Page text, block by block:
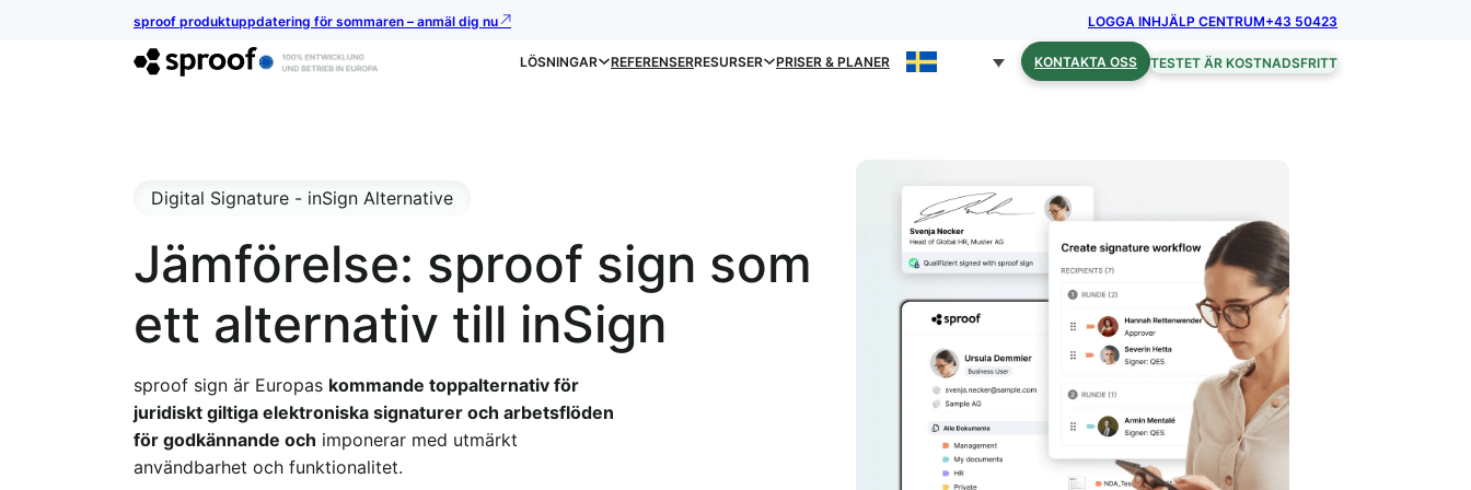
sproof produktuppdatering för sommaren – anmäl dig nu LOGGA INHJÄLP CENTRUM+43 50423
LÖSNINGAR REFERENSERRESURSER PRISER & PLANER KONTAKTA OSS TESTET ÄR KOSTNADSFRITT
Jämförelse: sproof sign som
ett alternativ till inSign
Digital Signature - inSign Alternative
sproof sign är Europas kommande toppalternativ för
juridiskt giltiga elektroniska signaturer och arbetsflöden
för godkännande och imponerar med utmärkt
användbarhet och funktionalitet.